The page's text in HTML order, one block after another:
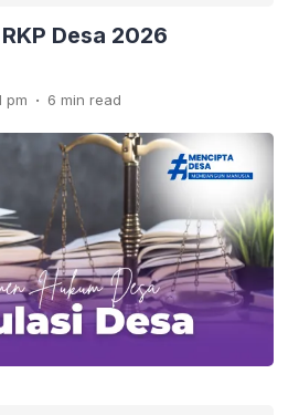
Desa 2026
pm . 6 min read